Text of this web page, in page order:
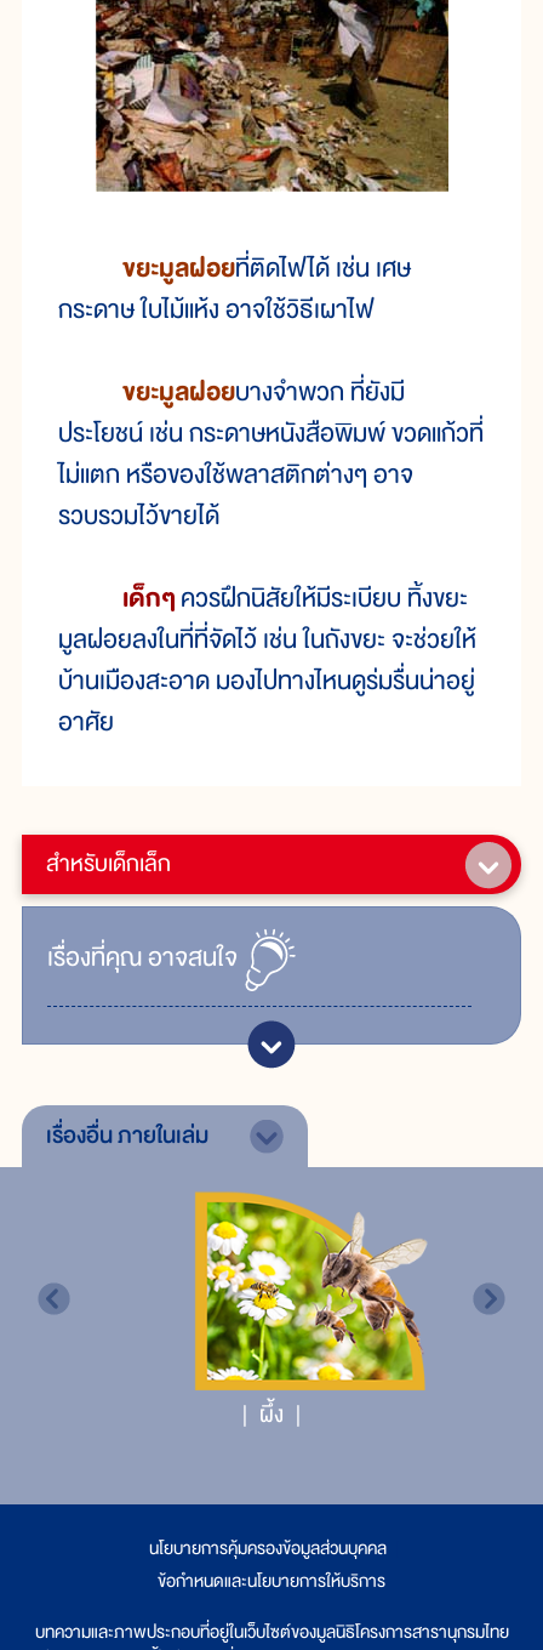
สำหรับเด็กเล็ก
เรื่ิองที่คุณอาจสนใจ
ขยะมูลฝอยที่ติดไฟได้ เช่น เศษ
กระดาษ ใบไม้แห้ง อาจใช้วิธีเผาไฟ
ขยะมูลฝอยบางจำพวก ที่ยังมี
ประโยชน์ เช่น กระดาษหนังสือพิมพ์ ขวดแก้วที่
ไม่แตก หรือของใช้พลาสติกต่างๆ อาจ
รวบรวมไว้ขายได้
เด็กๆควรฝึกนิสัยให้มีระเบียบ ทิ้งขยะ
มูลฝอยลงในที่ที่จัดไว้ เช่น ในถังขยะ จะช่วยให้
บ้านเมืองสะอาด มองไปทางไหนดูร่มรื่นน่าอยู่
อาศัย
เรื่องอื่นภายในเล่ม
ผึ้ง
นโยบายการคุ้มครองข้อมูลส่วนบุคคล
ข้อกำหนดและนโยบายการให้บริการ
บทความและภาพประกอบที่อยู่ในเว็บไซต์ของมูลนิธิโครงการสารานุกรมไทย